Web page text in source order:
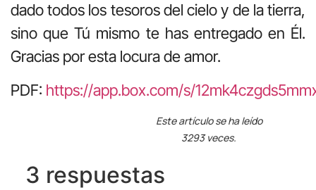
dado todos los tesoros del cielo y de la tierra,
sino que Tú mismo te has entregado en Él.
Gracias por esta locura de amor.
PDF: https://app.box.com/s/
Este artículo se ha leído
3293 veces.
3 respuestas